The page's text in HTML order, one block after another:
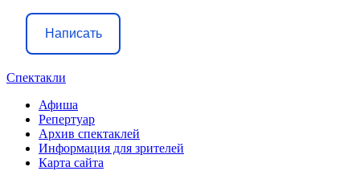
Написать
Спектакли
Афиша
Репертуар
Архив спектаклей
Информация для зрителей
Карта сайта